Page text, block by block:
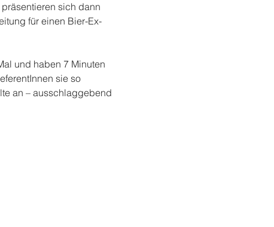
sich dann
für einen Bier-Ex-
und haben 7 Minuten
sie so
an – ausschlaggebend